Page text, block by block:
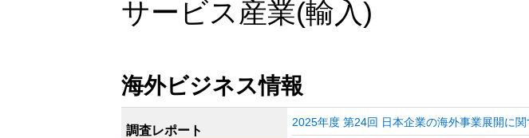
サービス産業(輸入)
海外ビジネス情報
調査レポート
2025年度 第24回 日本企業の海外事業展開に